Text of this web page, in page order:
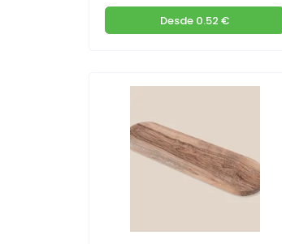
Desde 0.52 €